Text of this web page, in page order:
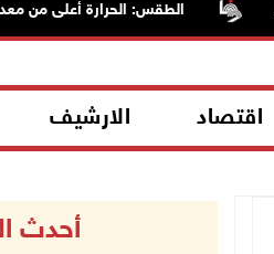
الطقس: الحرارة أعلى من معدلها
اقتصاد الارشيف
أحدث